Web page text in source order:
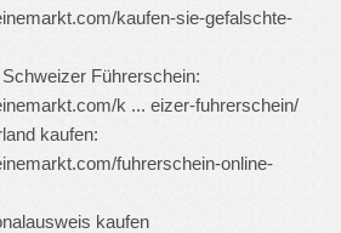
kaufen-sie-gefalschte-
Führerschein:
k ... eizer-fuhrerschein/
kaufen:
fuhrerschein-online-
kaufen